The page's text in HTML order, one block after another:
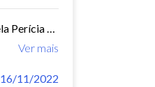
A Perícia Médica atende aos servidores do município de Fortaleza. São vários os serviços oferecidos pela Perícia Médica do IPM, como: avaliação da aptidão dos candidatos ao...
Ver mais
16/11/2022